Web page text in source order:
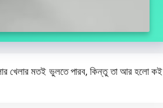
খেলার মতই ভুলতে পারব, কিন্তু তা আর হলো কই